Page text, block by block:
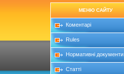
МЕНЮ САЙТУ
Коментарі
Rules
Нормативні документи
Статті